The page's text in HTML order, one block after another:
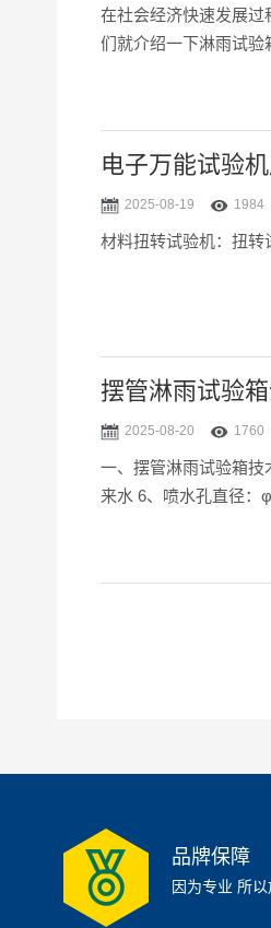
在社会经济快速发展
们就介绍一下淋雨试验
电子万能试验
2025-08-19 1984
材料扭转试验机：扭转
摆管淋雨试验
2025-08-20 1760
一、摆管淋雨试验箱技术参数 1、摆速调节：0～60°/S 2、定时时间设定范围：0～999h 3、试验台高度：200mm 4、试验台转速：1～
品牌保障
因为专业 所